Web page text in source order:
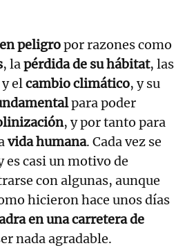
peligropor razones como
, lapérdida de su hábitat, las
y elcambio climático, y su
para poder
, y por tanto para
vida humana. Cada vez se
es casi un motivo de
con algunas, aunque
hicieron hace unos días
en una carretera de
nada agradable.